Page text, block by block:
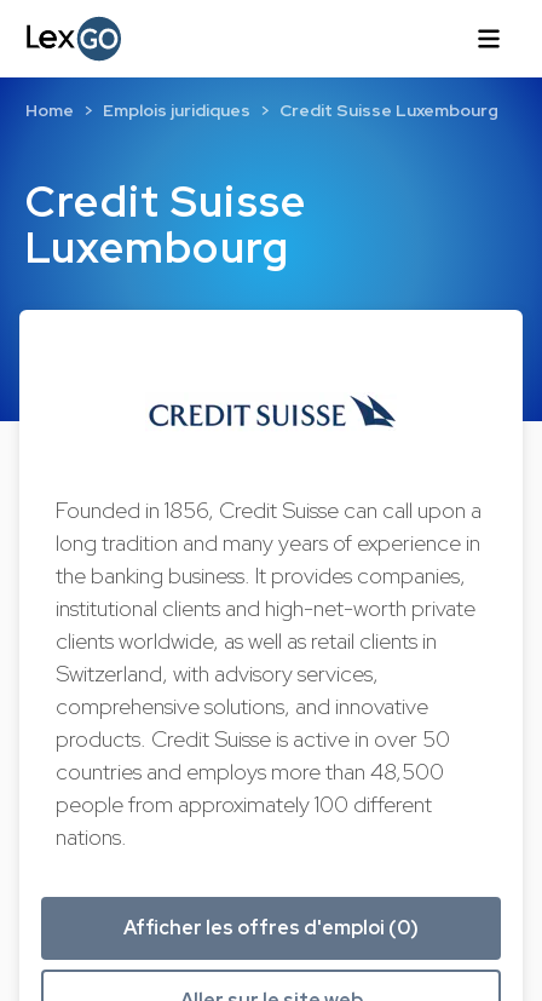
Credit Suisse
Luxembourg
Home Emplois juridiques Credit Suisse Luxembourg
Founded in 1856, Credit Suisse can call upon a
long tradition and many years of experience in
the banking business. It provides companies,
institutional clients and high-net-worth private
clients worldwide, as well as retail clients in
Switzerland, with advisory services,
comprehensive solutions, and innovative
products. Credit Suisse is active in over 50
countries and employs more than 48,500
people from approximately 100 different
nations.
Afficher les offres d'emploi (0)